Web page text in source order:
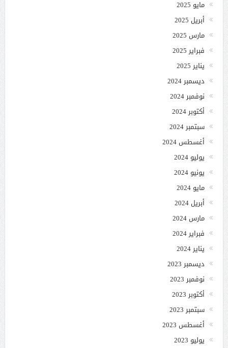
مايو 2025
أبريل 2025
مارس 2025
فبراير 2025
يناير 2025
ديسمبر 2024
نوفمبر 2024
أكتوبر 2024
سبتمبر 2024
أغسطس 2024
يوليو 2024
يونيو 2024
مايو 2024
أبريل 2024
مارس 2024
فبراير 2024
يناير 2024
ديسمبر 2023
نوفمبر 2023
أكتوبر 2023
سبتمبر 2023
أغسطس 2023
يوليو 2023